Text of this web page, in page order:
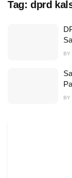
Tag: dprd
BY
BY